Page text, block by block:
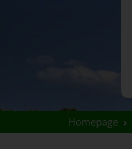
Homepage